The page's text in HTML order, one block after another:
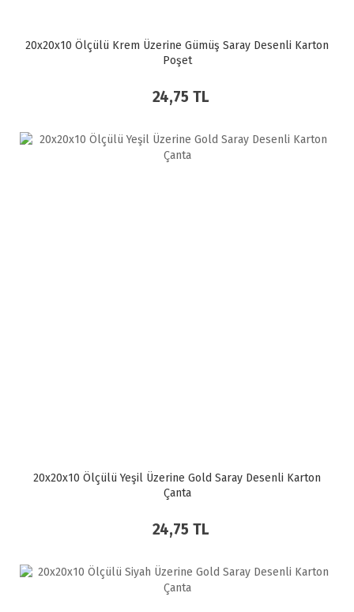
20x20x10 Ölçülü Krem Üzerine Gümüş Saray Desenli Karton
Poşet
24,75 TL
20x20x10 Ölçülü Yeşil Üzerine Gold Saray Desenli Karton
Çanta
24,75 TL